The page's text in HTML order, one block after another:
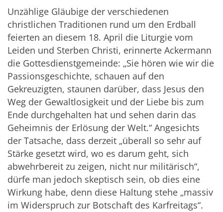
Unzählige Gläubige der verschiedenen
christlichen Traditionen rund um den Erdball
feierten an diesem 18. April die Liturgie vom
Leiden und Sterben Christi, erinnerte Ackermann
die Gottesdienstgemeinde: „Sie hören wie wir die
Passionsgeschichte, schauen auf den
Gekreuzigten, staunen darüber, dass Jesus den
Weg der Gewaltlosigkeit und der Liebe bis zum
Ende durchgehalten hat und sehen darin das
Geheimnis der Erlösung der Welt.“ Angesichts
der Tatsache, dass derzeit „überall so sehr auf
Stärke gesetzt wird, wo es darum geht, sich
abwehrbereit zu zeigen, nicht nur militärisch“,
dürfe man jedoch skeptisch sein, ob dies eine
Wirkung habe, denn diese Haltung stehe „massiv
im Widerspruch zur Botschaft des Karfreitags“.